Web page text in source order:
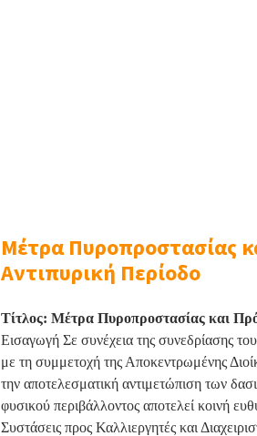
Μέτρα Πυροπροστασίας
Αντιπυρική Περίοδο
Τίτλος: Μέτρα Πυροπροστασίας και
Εισαγωγή Σε συνέχεια της συνεδρίασης
με τη συμμετοχή της Αποκεντρωμένης
την αποτελεσματική αντιμετώπιση των
φυσικού περιβάλλοντος αποτελεί κοινή
Συστάσεις προς Καλλιεργητές και